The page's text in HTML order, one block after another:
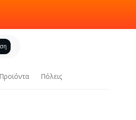
Προϊόντα Πόλεις